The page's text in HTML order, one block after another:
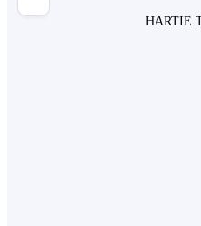
HARTIE